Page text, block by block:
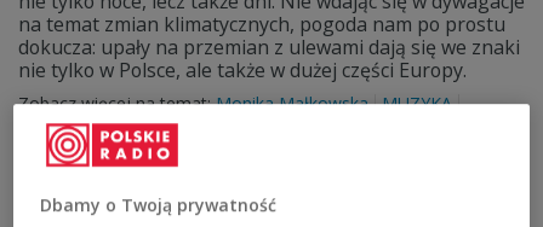
na temat zmian klimatycznych, pogoda nam po prostu
dokucza: upały na przemian z ulewami dają się we znaki
nie tylko w Polsce, ale także w dużej części Europy.
Zobacz więcej na temat:Monika Małkowska MUZYKA
muzyka hp Ludwig van Beethoven
Dbamy o Twoją prywatność